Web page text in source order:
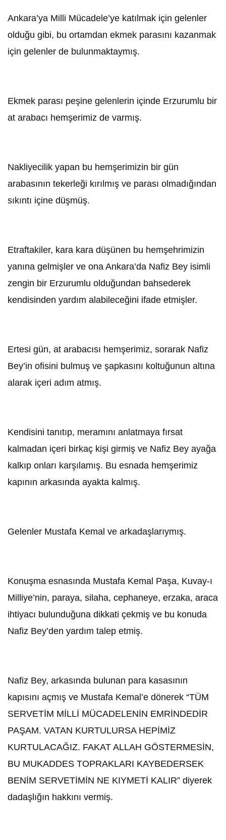
Ankara’ya Milli Mücadele’ye katılmak için gelenler
olduğu gibi, bu ortamdan ekmek parasını kazanmak
için gelenler de bulunmaktaymış.
Ekmek parası peşine gelenlerin içinde Erzurumlu bir
at arabacı hemşerimiz de varmış.
Nakliyecilik yapan bu hemşerimizin bir gün
arabasının tekerleği kırılmış ve parası olmadığından
sıkıntı içine düşmüş.
Etraftakiler, kara kara düşünen bu hemşehrimizin
yanına gelmişler ve ona Ankara’da Nafiz Bey isimli
zengin bir Erzurumlu olduğundan bahsederek
kendisinden yardım alabileceğini ifade etmişler.
Ertesi gün, at arabacısı hemşerimiz, sorarak Nafiz
Bey’in ofisini bulmuş ve şapkasını koltuğunun altına
alarak içeri adım atmış.
Kendisini tanıtıp, meramını anlatmaya fırsat
kalmadan içeri birkaç kişi girmiş ve Nafiz Bey ayağa
kalkıp onları karşılamış. Bu esnada hemşerimiz
kapının arkasında ayakta kalmış.
Gelenler Mustafa Kemal ve arkadaşlarıymış.
Konuşma esnasında Mustafa Kemal Paşa, Kuvay-ı
Milliye’nin, paraya, silaha, cephaneye, erzaka, araca
ihtiyacı bulunduğuna dikkati çekmiş ve bu konuda
Nafiz Bey’den yardım talep etmiş.
Nafiz Bey, arkasında bulunan para kasasının
kapısını açmış ve Mustafa Kemal’e dönerek “TÜM
SERVETİM MİLLİ MÜCADELENİN EMRİNDEDİR
PAŞAM. VATAN KURTULURSA HEPİMİZ
KURTULACAĞIZ. FAKAT ALLAH GÖSTERMESİN,
BU MUKADDES TOPRAKLARI KAYBEDERSEK
BENİM SERVETİMİN NE KIYMETİ KALIR” diyerek
dadaşlığın hakkını vermiş.